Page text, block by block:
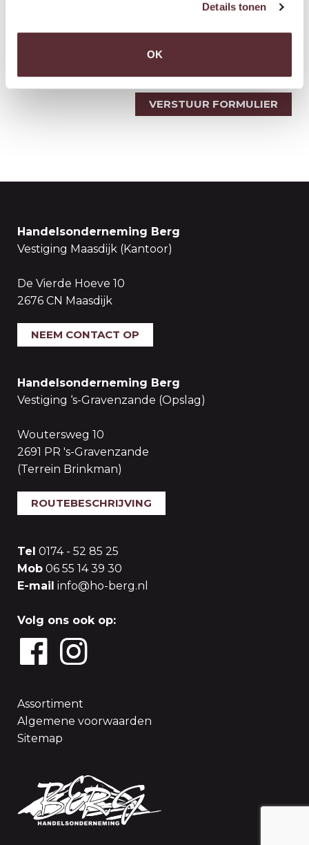
Details tonen
OK
Ja, ik ga akkoord met dealgemene
VERSTUUR FORMULIER
Handelsonderneming Berg
Vestiging Maasdijk (Kantoor)
De Vierde Hoeve 10
2676 CN Maasdijk
NEEM CONTACT OP
Handelsonderneming Berg
Vestiging ‘s-Gravenzande (Opslag)
Woutersweg 10
2691 PR 's-Gravenzande
(Terrein Brinkman)
ROUTEBESCHRIJVING
Tel 0174 - 52 85 25
Mob 06 55 14 39 30
E-mail info@ho-berg.nl
Volg ons ook op:
Assortiment
Algemene voorwaarden
Sitemap